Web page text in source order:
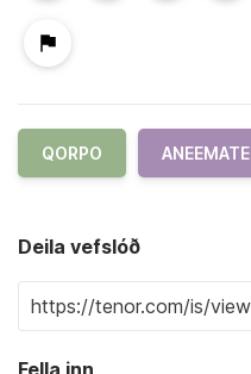
QORPO ANEEMATE
Deila vefslóð
Fella inn